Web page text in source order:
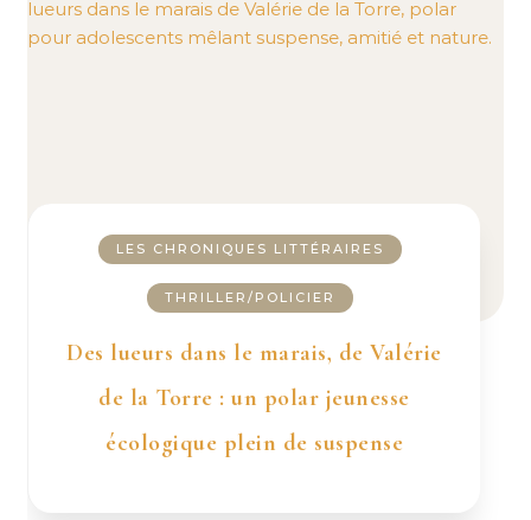
LES CHRONIQUES LITTÉRAIRES
THRILLER/POLICIER
Des lueurs dans le marais, de Valérie
de la Torre : un polar jeunesse
écologique plein de suspense